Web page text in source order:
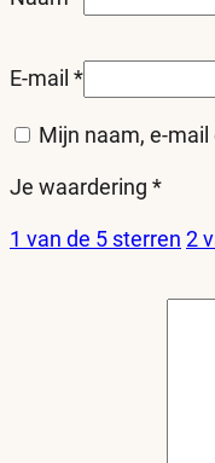
E-mail *
Mijn naam, e-
Je waardering *
1 van de 5 sterren 2